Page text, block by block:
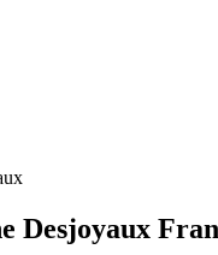
Desjoyaux